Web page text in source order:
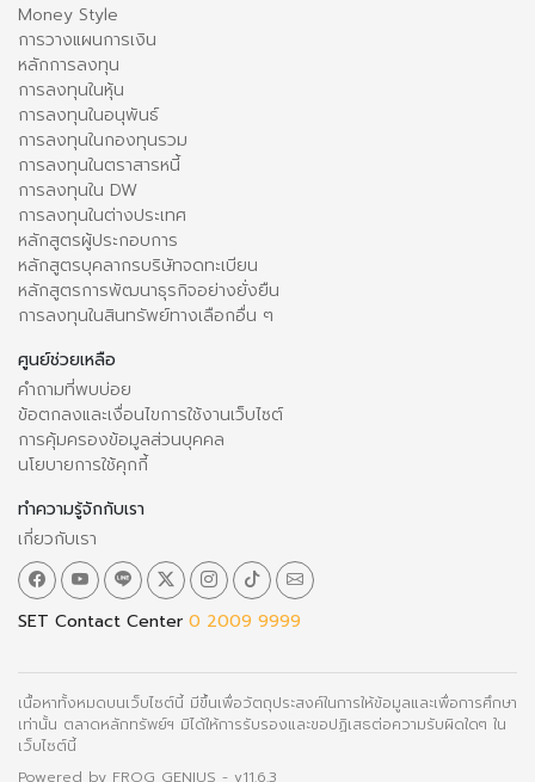
Money Style
การวางแผนการเงิน
หลักการลงทุน
การลงทุนในหุ้น
การลงทุนในอนุพันธ์
การลงทุนในกองทุนรวม
การลงทุนในตราสารหนี้
การลงทุนใน DW
การลงทุนในต่างประเทศ
หลักสูตรผู้ประกอบการ
หลักสูตรบุคลากรบริษัทจดทะเบียน
หลักสูตรการพัฒนาธุรกิจอย่างยั่งยืน
การลงทุนในสินทรัพย์ทางเลือกอื่น ๆ
ศูนย์ช่วยเหลือ
คำถามที่พบบ่อย
ข้อตกลงและเงื่อนไขการใช้งานเว็บไซต์
การคุ้มครองข้อมูลส่วนบุคคล
นโยบายการใช้คุกกี้
ทำความรู้จักกับเรา
เกี่ยวกับเรา
SET Contact Center 0 2009 9999
เนื้อหาทั้งหมดบนเว็บไซต์นี้ มีขึ้นเพื่อวัตถุประสงค์ในการให้ข้อมูลและเพื่อการศึกษา
เท่านั้น ตลาดหลักทรัพย์ฯ มิได้ให้การรับรองและขอปฏิเสธต่อความรับผิดใดๆ ใน
เว็บไซต์นี้
Powered by FROG GENIUS - v11.6.3